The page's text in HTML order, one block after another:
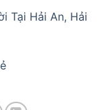
Tại Hải An, Hải